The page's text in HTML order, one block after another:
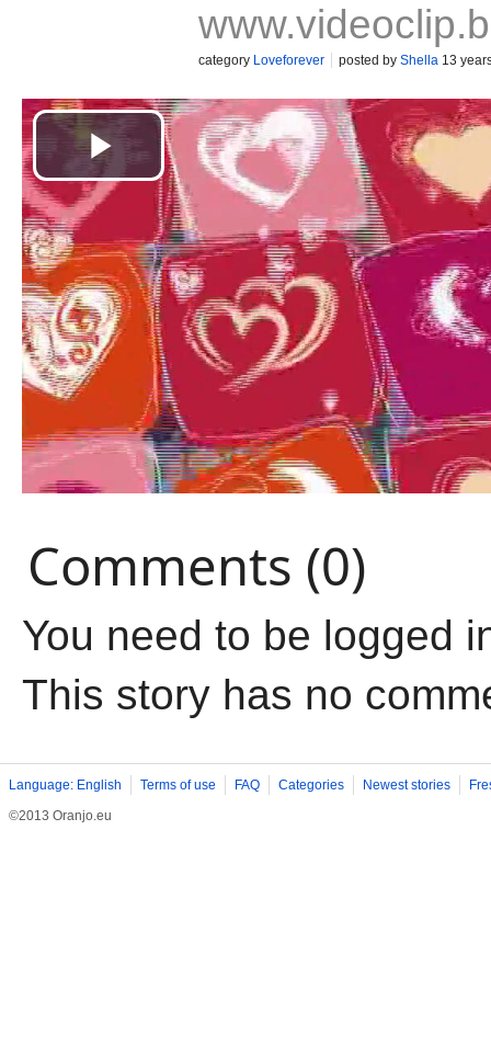
category Loveforever posted by Shella 13
Comments (0)
You need to be logged
This story has no
Language: English Terms of use FAQ Categories Newest stories
©2013 Oranjo.eu